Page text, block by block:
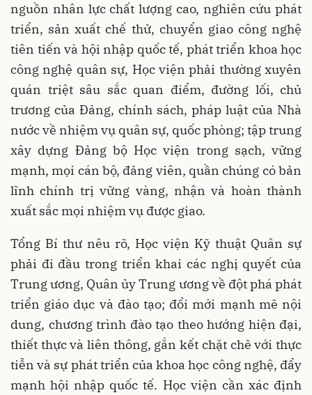
nguồn nhân lực chất lượng cao, nghiên cứu phát
triển, sản xuất chế thử, chuyển giao công nghệ
tiên tiến và hội nhập quốc tế, phát triển khoa học
công nghệ quân sự, Học viện phải thường xuyên
quán triệt sâu sắc quan điểm, đường lối, chủ
trương của Đảng, chính sách, pháp luật của Nhà
nước về nhiệm vụ quân sự, quốc phòng; tập trung
xây dựng Đảng bộ Học viện trong sạch, vững
mạnh, mọi cán bộ, đảng viên, quần chúng có bản
lĩnh chính trị vững vàng, nhận và hoàn thành
xuất sắc mọi nhiệm vụ được giao.
Tổng Bí thư nêu rõ, Học viện Kỹ thuật Quân sự
phải đi đầu trong triển khai các nghị quyết của
Trung ương, Quân ủy Trung ương về đột phá phát
triển giáo dục và đào tạo; đổi mới mạnh mẽ nội
dung, chương trình đào tạo theo hướng hiện đại,
thiết thực và liên thông, gắn kết chặt chẽ với thực
tiễn và sự phát triển của khoa học công nghệ, đẩy
mạnh hội nhập quốc tế. Học viện cần xác định